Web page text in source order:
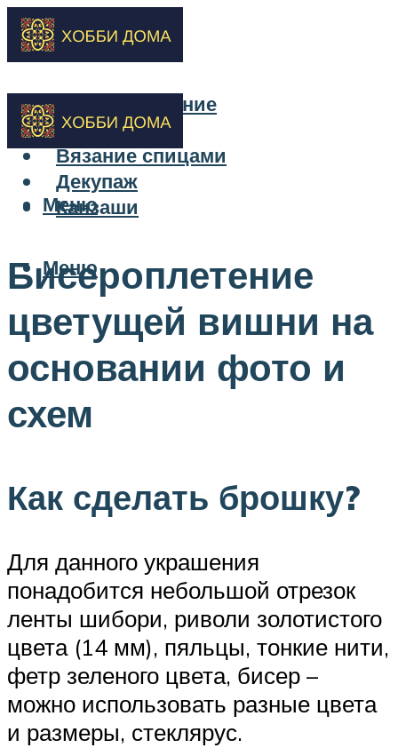
Бисероплетение
Вышивка
Вязание спицами
Декупаж
Канзаши
Меню
Меню
Бисероплетение
цветущей вишни на
основании фото и
схем
Как сделать брошку?
Для данного украшения
понадобится небольшой отрезок
ленты шибори, риволи золотистого
цвета (14 мм), пяльцы, тонкие нити,
фетр зеленого цвета, бисер –
можно использовать разные цвета
и размеры, стеклярус.